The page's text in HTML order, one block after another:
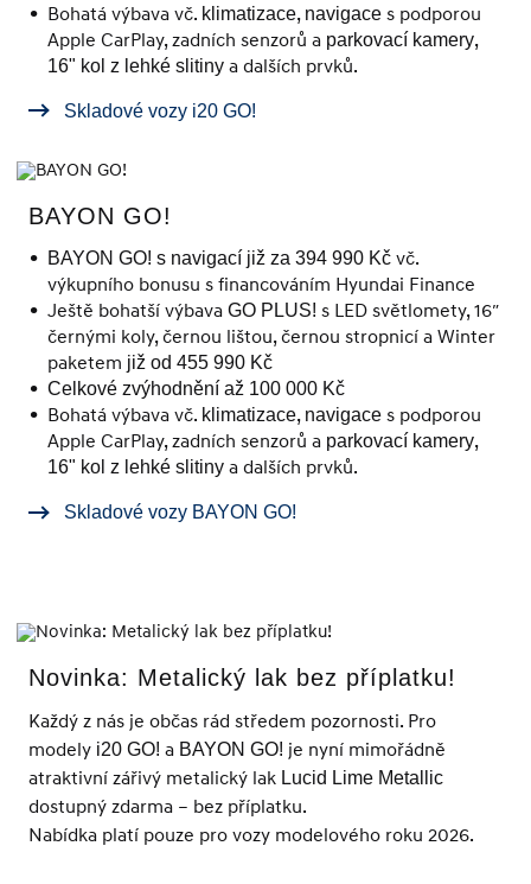
Bohatá výbava vč. klimatizace, navigaces podporou
Apple CarPlay, zadních senzorů a parkovací kamery,
16" kol z lehké slitiny a dalších prvků.
Skladové vozy i20 GO!
BAYON GO!
BAYON GO! s navigací již za 394 990 Kčvč.
výkupního bonusu s financováním Hyundai Finance
Ještě bohatší výbava GO PLUS! s LED světlomety, 16″
černými koly, černou lištou, černou stropnicí a Winter
paketem již od 455 990 Kč
Celkové zvýhodnění až 100 000 Kč
Bohatá výbava vč. klimatizace, navigaces podporou
Apple CarPlay, zadních senzorů a parkovací kamery,
16" kol z lehké slitiny a dalších prvků.
Skladové vozy BAYON GO!
Novinka: Metalický lak bez příplatku!
Každý z nás je občas rád středem pozornosti. Pro
modely i20 GO! a BAYON GO! je nyní mimořádně
atraktivní zářivý metalický lak Lucid Lime Metallic
dostupný zdarma – bez příplatku.
Nabídka platí pouze pro vozy modelového roku 2026.